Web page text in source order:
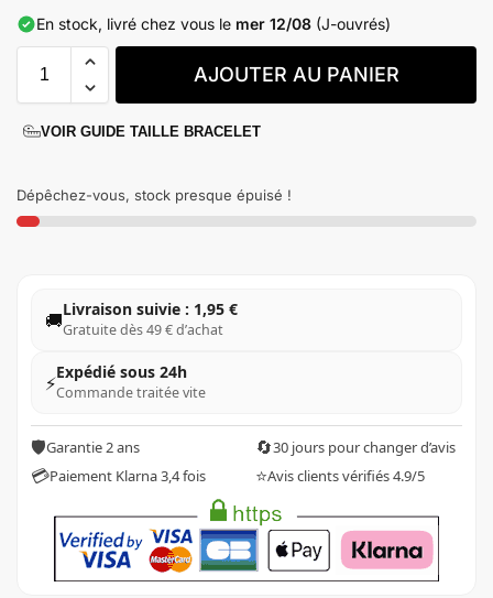
ou pour offrir, elle est le choix idéal pour les femmes qui
apprécient l’originalité et le style.
Cette bague de
bonne qualité peut être livrée chez vous en
seulement 3 jours. Faites l’expérience du shopping de bijoux
en ligne avec notre site de bijoux dédié aux femmes et à la
En stock, livré chez vous le mer 12/08 (J-ouvrés)
AJOUTER AU PANIER
VOIR GUIDE TAILLE BRACELET
Dépêchez-vous, stock presque épuisé !
🚚Livraison suivie : 1,95 €
Gratuite dès 49 € d’achat
⚡Expédié sous 24h
Commande traitée vite
🛡️Garantie 2 ans 🔄30 jours pour changer d’avis
💳Paiement Klarna 3,4 fois ⭐Avis clients vérifiés 4.9/5